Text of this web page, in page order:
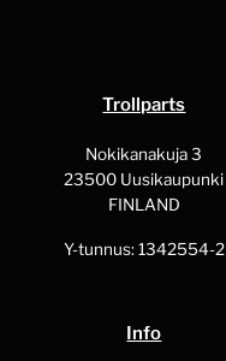
tuotteen
Trollparts
Nokikanakuja 3
23500 Uusikaupunki
FINLAND
Y-tunnus: 1342554-2
Info